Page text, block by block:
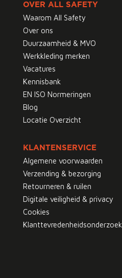
OVER ALL SAFETY
Waarom All Safety
Over ons
Duurzaamheid & MVO
Werkkleding merken
Vacatures
Kennisbank
EN ISO Normeringen
Blog
Locatie Overzicht
KLANTENSERVICE
Algemene voorwaarden
Verzending & bezorging
Retourneren & ruilen
Digitale veiligheid & privacy
Cookies
Klanttevredenheidsonderzoek